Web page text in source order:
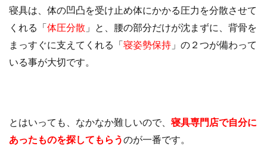
寝具は、体の凹凸を受け止め体にかかる圧力を分散させて
くれる「 体圧分散 」と、腰の部分だけが沈まずに、背骨を
まっすぐに支えてくれる「 寝姿勢保持 」の２つが備わって
いる事が大切です。
とはいっても、なかなか難しいので、 寝具専門店で自分に
あったものを探してもらうのが一番です。